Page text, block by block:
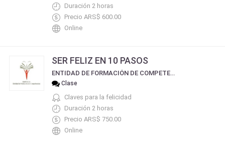
Duración 2 horas
Precio ARS$ 600.00
Online
SER FELIZ EN 10 PASOS
ENTIDAD DE FORMACIÓN DE COMPETENCIAS
Clase
Claves para la felicidad
Duración 2 horas
Precio ARS$ 750.00
Online